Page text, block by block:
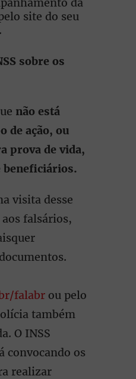
site do seu
sobre os
não está
de ação, ou
prova de vida,
beneficiários.
visita desse
falsários,
falabr ou pelo
também
O INSS
convocando os
realizar